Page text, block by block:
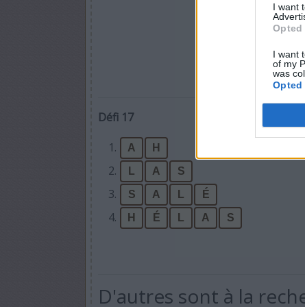
I want
Opted
I want
of my
was
Opted
Défi 17
1.
A H
2. L A S
3. S A L É
4. H É L A S
D'autres sont à la